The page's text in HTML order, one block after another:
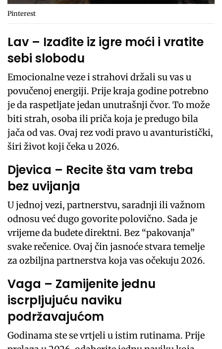
Pinterest
Lav – Izađite iz igre moći i vratite
sebi slobodu
Emocionalne veze i strahovi držali su vas u
povučenoj energiji. Prije kraja godine potrebno
je da raspetljate jedan unutrašnji čvor. To može
biti strah, osoba ili priča koja je predugo bila
jača od vas. Ovaj rez vodi pravo u avanturistički,
širi život koji čeka u 2026.
Djevica – Recite šta vam treba
bez uvijanja
U jednoj vezi, partnerstvu, saradnji ili važnom
odnosu već dugo govorite polovično. Sada je
vrijeme da budete direktni. Bez “pakovanja”
svake rečenice. Ovaj čin jasnoće stvara temelje
za ozbiljna partnerstva koja vas očekuju 2026.
Vaga – Zamijenite jednu
iscrpljujuću naviku
podržavajućom
Godinama ste se vrtjeli u istim rutinama. Prije